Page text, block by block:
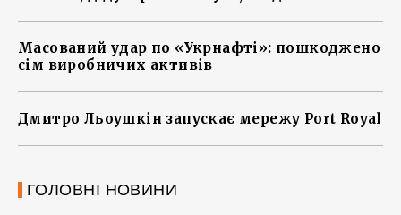
Масований удар по «Укрнафті»: пошкоджено
сім виробничих активів
Дмитро Льоушкін запускає мережу Port Royal
ГОЛОВНІ НОВИНИ